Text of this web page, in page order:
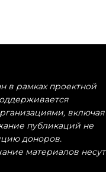
в рамках проектной
включая
публикаций не
доноров.
материалов несут